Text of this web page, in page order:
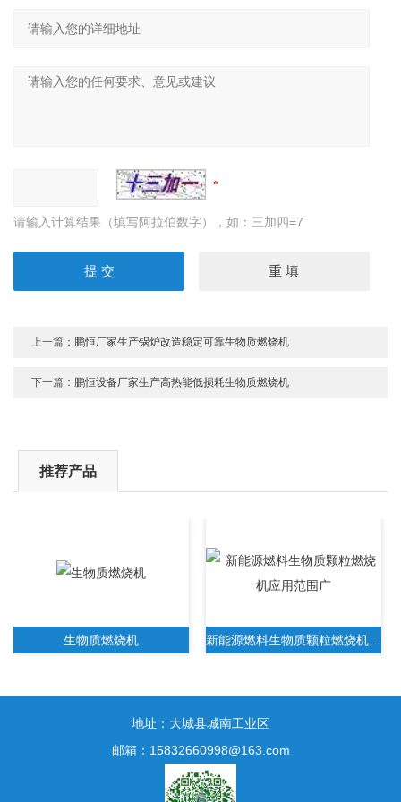
请输入计算结果（填写阿拉伯数字），如：三加四=7
上一篇： 鹏恒厂家生产锅炉改造稳定可靠生物质燃烧机
下一篇： 鹏恒设备厂家生产高热能低损耗生物质燃烧机
推荐产品
生物质燃烧机 新能源燃料生物质颗粒燃烧机应用范围广
地址：大城县城南工业区
邮箱：15832660998@163.com